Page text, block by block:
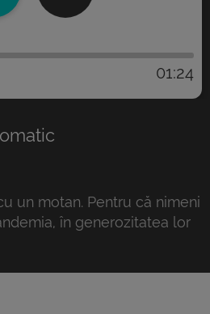
01:24
un motan. Pentru că nimeni
în generozitatea lor